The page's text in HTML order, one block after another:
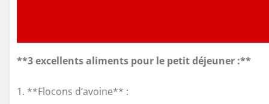
**3 excellents aliments pour le petit déjeuner :**
1. **Flocons d’avoine** :